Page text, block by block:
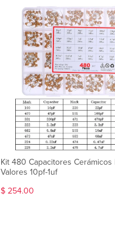
Kit 480 Capacitores
Valores 10pf-1uf
$ 254.00